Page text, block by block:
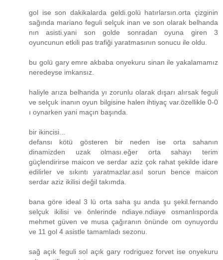
gol ise son dakikalarda geldi.golü hatırlarsın.orta çizginin
sağında mariano feguli selçuk inan ve son olarak belhanda
nın asisti.yani son golde sonradan oyuna giren 3
oyuncunun etkili pas trafiği yaratmasının sonucu ile oldu.
bu golü gary emre akbaba onyekuru sinan ile yakalamamız
neredeyse imkansız.
haliyle arıza belhanda yı zorunlu olarak dışarı alırsak feguli
ve selçuk inanın oyun bilgisine halen ihtiyaç var.özellikle 0-0
ı oynarken yani maçın başında.
bir ikincisi...
defansı kötü gösteren bir neden ise orta sahanın
dinamizden uzak olması.eğer orta sahayı terim
güçlendirirse maicon ve serdar aziz çok rahat şekilde idare
edilirler ve sıkıntı yaratmazlar.asıl sorun bence maicon
serdar aziz ikilisi değil takımda.
bana göre ideal 3 lü orta saha şu anda şu şekil.fernando
selçuk ikilisi ve önlerinde ndiaye.ndiaye osmanlısporda
mehmet güven ve musa çağıranın önünde om oynuyordu
ve 11 gol 4 asistle tamamladı sezonu.
sağ açık feguli sol açık gary rodriguez forvet ise onyekuru